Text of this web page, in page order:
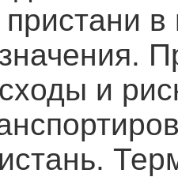
пристани
и